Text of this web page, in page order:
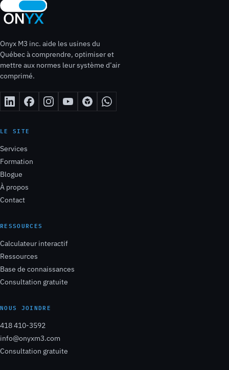
Onyx M3 inc. aide les usines du
Québec à comprendre, optimiser et
mettre aux normes leur système d’air
comprimé.
LE SITE
Services
Formation
Blogue
À propos
Contact
RESSOURCES
Calculateur interactif
Ressources
Base de connaissances
Consultation gratuite
NOUS JOINDRE
418 410-3592
info@onyxm3.com
Consultation gratuite